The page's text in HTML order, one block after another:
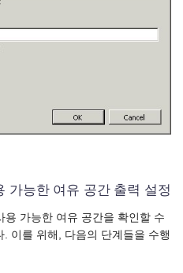
가능한 여유 공간 출력 설정
용 가능한 여유 공간을 확인할 수
이를 위해, 다음의 단계들을 수행